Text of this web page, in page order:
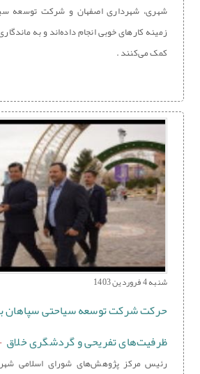
شهری، شهرداری اصفهان و شرکت توسعه
زمينه کارهای خوبی انجام داده‌اند و به
کمک می‌کنند .
شنبه 4 فروردین 1403
حرکت شرکت توسعه سیاحتی سپاهان
ظرفیت‌های تفریحی و گردشگری خلاق - کد:
رئیس مرکز پژوهش‌های شورای اسلامی شهر